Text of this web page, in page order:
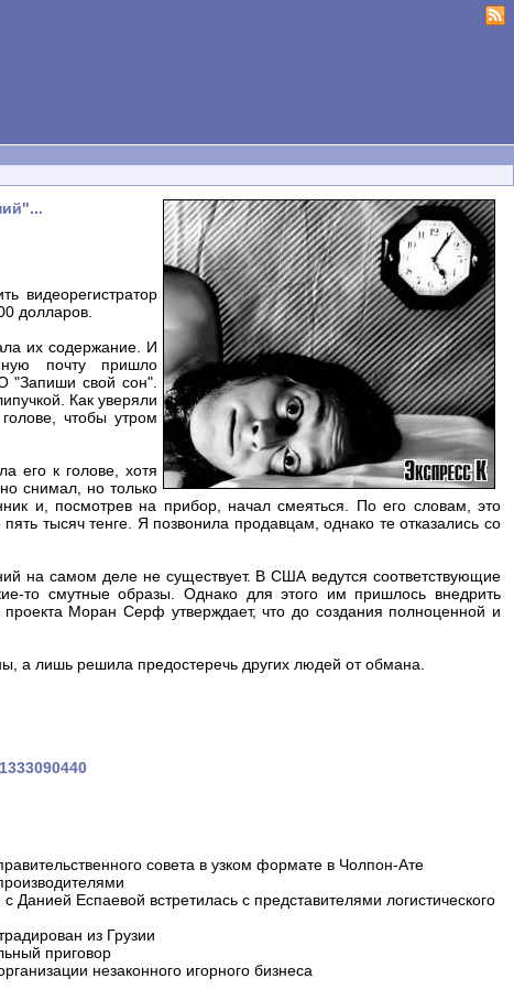
видеорегистратор
долларов.
их содержание. И
почту пришло
"Запиши свой сон".
Как уверяли
чтобы утром
его к голове, хотя
снимал, но только
и, посмотрев на прибор, начал смеяться. По его словам, это
тысяч тенге. Я позвонила продавцам, однако те отказались со
на самом деле не существует. В США ведутся соответствующие
то смутные образы. Однако для этого им пришлось внедрить
Моран Серф утверждает, что до создания полноценной и
а лишь решила предостеречь других людей от обмана.
совета в узком формате в Чолпон-Ате
Данией Еспаевой встретилась с представителями логистического
из Грузии
приговор
незаконного игорного бизнеса